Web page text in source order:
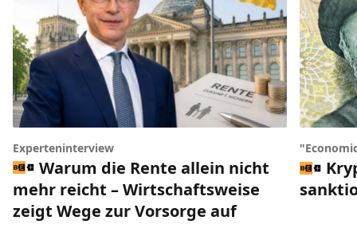
Experteninterview
Warum die Rente allein nicht
mehr reicht – Wirtschaftsweise
zeigt Wege zur Vorsorge auf